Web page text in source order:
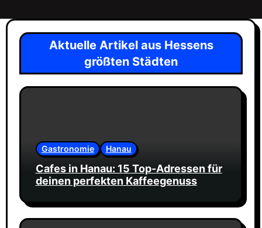
Aktuelle Artikel aus Hessens
größten Städten
Gastronomie Hanau
Cafes in Hanau: 15 Top-Adressen für
deinen perfekten Kaffeegenuss